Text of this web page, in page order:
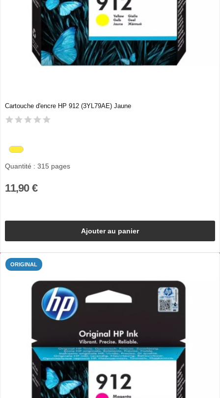
Cartouche d'encre HP 912 (3YL79AE) Jaune
Quantité : 315 pages
11,90 €
Ajouter au panier
ORIGINAL